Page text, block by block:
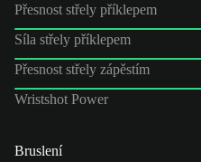
Přesnost střely příklepem
Síla střely příklepem
Přesnost střely zápěstím
Wristshot Power
Bruslení